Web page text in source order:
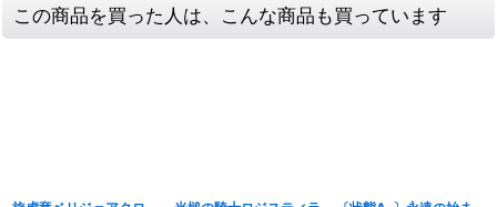
この商品を買った人は、こんな商品も買っています